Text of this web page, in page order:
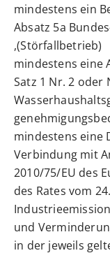
mindestens ein
Absatz 5a
(Störfallbetrieb),
mindestens eine
Satz 1 Nr. 2 oder
mindestens eine
Verbindung mit
2010/75/EU des
des Rates vom
und
in der jeweils